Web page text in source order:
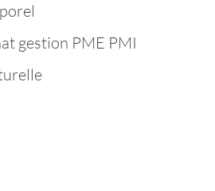
gestion PME PMI